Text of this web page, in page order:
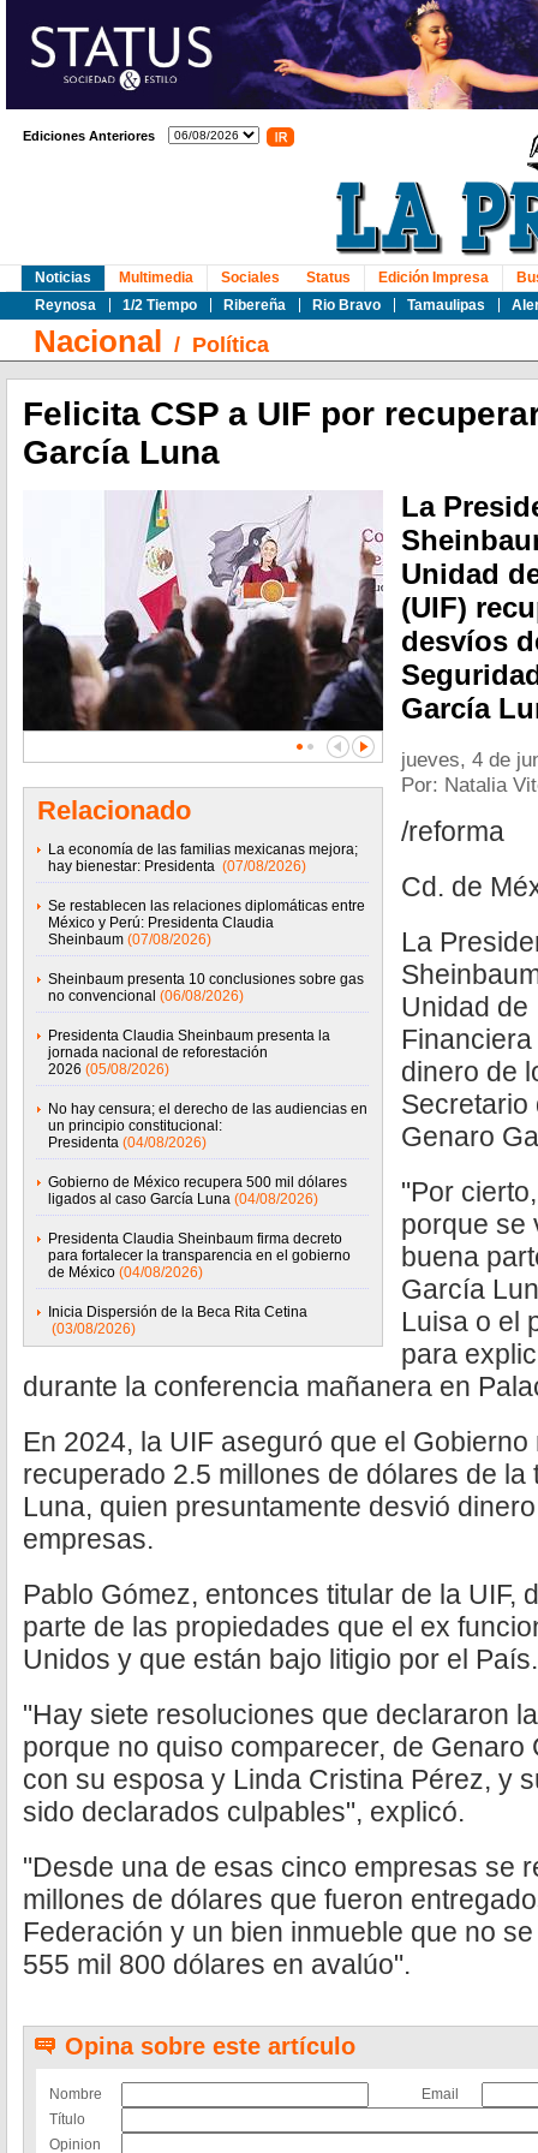
Ediciones Anteriores
Noticias
Reynosa
1/2 Tiempo Ribereña Rio Bravo Tamaulipas
Multimedia Sociales Status Edición Impresa
Nacional / Política
Felicita CSP a UIF por
García Luna
Relacionado
La economía de las familias mexicanas mejora;
hay bienestar: Presidenta (07/08/2026)
Se restablecen las relaciones diplomáticas entre
México y Perú: Presidenta Claudia
Sheinbaum (07/08/2026)
Sheinbaum presenta 10 conclusiones sobre gas
no convencional (06/08/2026)
Presidenta Claudia Sheinbaum presenta la
jornada nacional de reforestación
2026 (05/08/2026)
No hay censura; el derecho de las audiencias en
un principio constitucional:
Presidenta (04/08/2026)
Gobierno de México recupera 500 mil dólares
ligados al caso García Luna (04/08/2026)
Presidenta Claudia Sheinbaum firma decreto
para fortalecer la transparencia en el gobierno
de México (04/08/2026)
Inicia Dispersión de la Beca Rita Cetina
(03/08/2026)
La
Unidad
(UIF)
desvíos
García
jueves, 4 de
Por: Natalia
/reforma
Cd. de
La
Unidad de
dinero de
Secretario
Genaro
"Por
porque se
buena
García
Luisa o el
para
durante la conferencia mañanera en
En 2024, la UIF aseguró que el
recuperado 2.5 millones de dólares de
Luna, quien presuntamente desvió
empresas.
Pablo Gómez, entonces titular de la UIF,
parte de las propiedades que el ex
Unidos y que están bajo litigio por el País.
"Hay siete resoluciones que declararon
porque no quiso comparecer, de Genaro
con su esposa y Linda Cristina Pérez, y
sido declarados culpables", explicó.
"Desde una de esas cinco empresas se
millones de dólares que fueron
Federación y un bien inmueble que no
555 mil 800 dólares en avalúo".
Opina sobre este artículo
Nombre
Email
Título
Opinion